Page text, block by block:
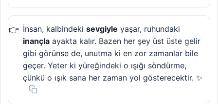
İnsan, kalbindeki sevgiyle yaşar, ruhundaki
inançla ayakta kalır. Bazen her şey üst üste gelir
gibi görünse de, unutma ki en zor zamanlar bile
geçer. Yeter ki yüreğindeki o ışığı söndürme,
çünkü o ışık sana her zaman yol gösterecektir. ✨